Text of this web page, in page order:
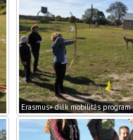
Erasmus+ diák mobilitás